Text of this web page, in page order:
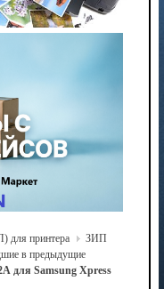
для принтера
ЗИП
в предыдущие
для Samsung Xpress